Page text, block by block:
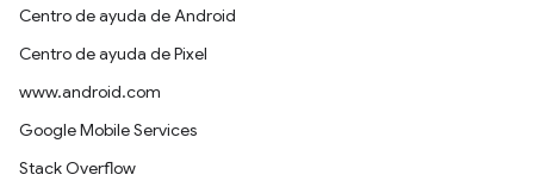
Centro de ayuda de Android
Centro de ayuda de Pixel
www.android.com
Google Mobile Services
Stack Overflow